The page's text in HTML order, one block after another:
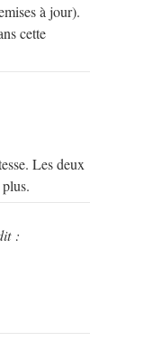
à jour).
cette
Les deux
: